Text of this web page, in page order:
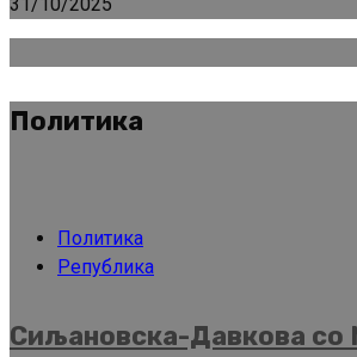
Политика
Политика
Република
Сиљановска-Давкова со